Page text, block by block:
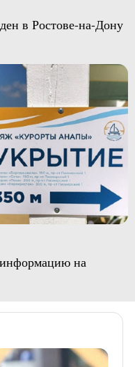
в Ростове-на-Дону
на